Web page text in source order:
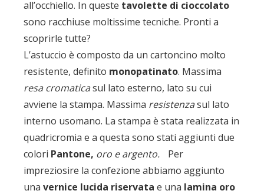
all’occhiello. In queste tavolette di cioccolato
sono racchiuse moltissime tecniche. Pronti a
scoprirle tutte?
L’astuccio è composto da un cartoncino molto
resistente, definito monopatinato. Massima
resa cromaticasul lato esterno, lato su cui
avviene la stampa. Massima resistenzasul lato
interno usomano. La stampa è stata realizzata in
quadricromia e a questa sono stati aggiunti due
colori Pantone, oro e argento. Per
impreziosire la confezione abbiamo aggiunto
una vernice lucida riservata e una lamina oro